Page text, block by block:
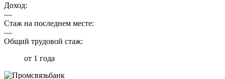
Доход:
—
Стаж на последнем месте:
—
Общий трудовой стаж:
от 1 года